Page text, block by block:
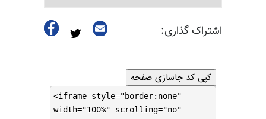
اشتراک گذاری:
کپی کد جاسازی صفحه
<iframe style="border:none"
width="100%" scrolling="no"